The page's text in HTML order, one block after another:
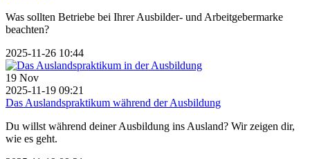
Was sollten Betriebe bei Ihrer Ausbilder- und Arbeitgebermarke
beachten?
2025-11-26 10:44
19 Nov
2025-11-19 09:21
Das Auslandspraktikum während der Ausbildung
Du willst während deiner Ausbildung ins Ausland? Wir zeigen dir,
wie es geht.